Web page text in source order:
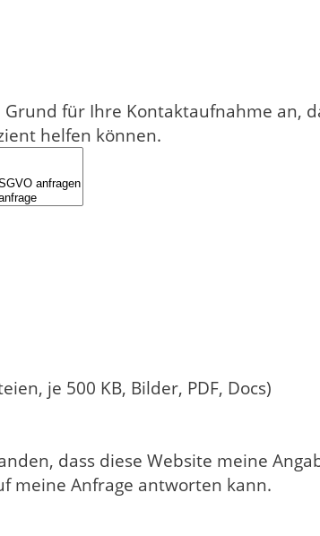
Grund für Ihre Kontaktaufnahme an,
helfen können.
je 500 KB, Bilder, PDF, Docs)
dass diese Website meine
meine Anfrage antworten kann.